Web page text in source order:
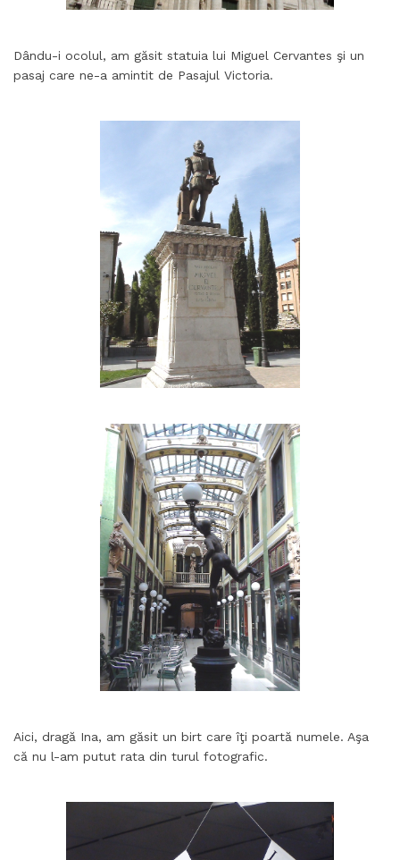
Dându-i ocolul, am găsit statuia lui Miguel Cervantes şi un
pasaj care ne-a amintit de Pasajul Victoria.
Aici, dragă Ina, am găsit un birt care îţi poartă numele. Aşa
că nu l-am putut rata din turul fotografic.